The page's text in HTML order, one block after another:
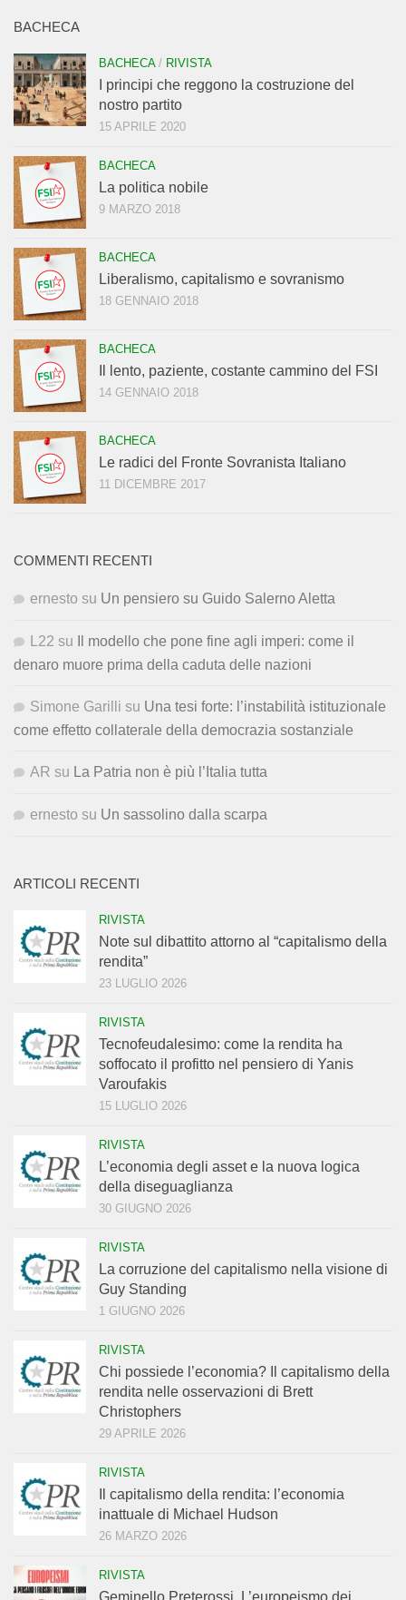
BACHECA
BACHECA/ RIVISTA
I principi che reggono la costruzione del
nostro partito
15 APRILE 2020
BACHECA
La politica nobile
9 MARZO 2018
BACHECA
Liberalismo, capitalismo e sovranismo
18 GENNAIO 2018
BACHECA
Il lento, paziente, costante cammino del FSI
14 GENNAIO 2018
BACHECA
Le radici del Fronte Sovranista Italiano
11 DICEMBRE 2017
COMMENTI RECENTI
ernesto su Un pensiero su Guido Salerno Aletta
L22 su
Il modello che pone fine agli imperi: come il
denaro muore prima della caduta delle nazioni
Simone Garilli su Una tesi forte: l’instabilità istituzionale
come effetto collaterale della democrazia sostanziale
AR su La Patria non è più l’Italia tutta
ernesto su Un sassolino dalla scarpa
ARTICOLI RECENTI
RIVISTA
Note sul dibattito attorno al “capitalismo della
rendita”
23 LUGLIO 2026
RIVISTA
Tecnofeudalesimo: come la rendita ha
soffocato il profitto nel pensiero di Yanis
Varoufakis
15 LUGLIO 2026
RIVISTA
L’economia degli asset e la nuova logica
della diseguaglianza
30 GIUGNO 2026
RIVISTA
La corruzione del capitalismo nella visione di
Guy Standing
1 GIUGNO 2026
RIVISTA
Chi possiede l’economia? Il capitalismo della
rendita nelle osservazioni di Brett
Christophers
29 APRILE 2026
RIVISTA
Il capitalismo della rendita: l’economia
inattuale di Michael Hudson
26 MARZO 2026
RIVISTA